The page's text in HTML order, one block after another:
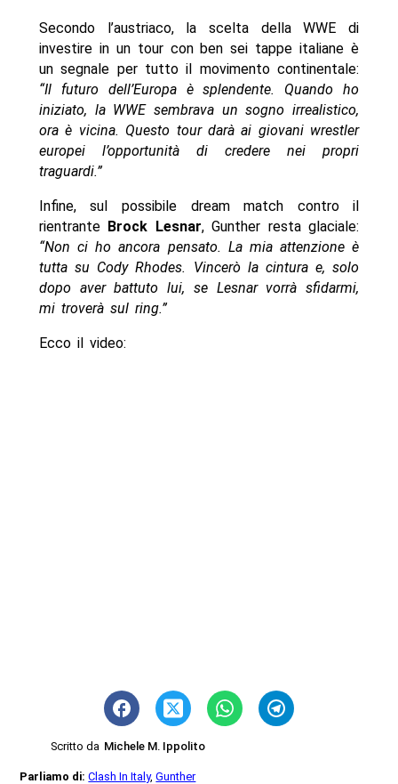
Secondo l’austriaco, la scelta della WWE di
investire in un tour con ben sei tappe italiane è
un segnale per tutto il movimento continentale:
“Il futuro dell’Europa è splendente. Quando ho
iniziato, la WWE sembrava un sogno irrealistico,
ora è vicina. Questo tour darà ai giovani wrestler
europei l’opportunità di credere nei propri
traguardi.”
Infine, sul possibile dream match contro il
rientrante Brock Lesnar, Gunther resta glaciale:
“Non ci ho ancora pensato. La mia attenzione è
tutta su Cody Rhodes. Vincerò la cintura e, solo
dopo aver battuto lui, se Lesnar vorrà sfidarmi,
mi troverà sul ring.”
Ecco il video:
Scritto da Michele M. Ippolito
Parliamo di:Clash In Italy,Gunther